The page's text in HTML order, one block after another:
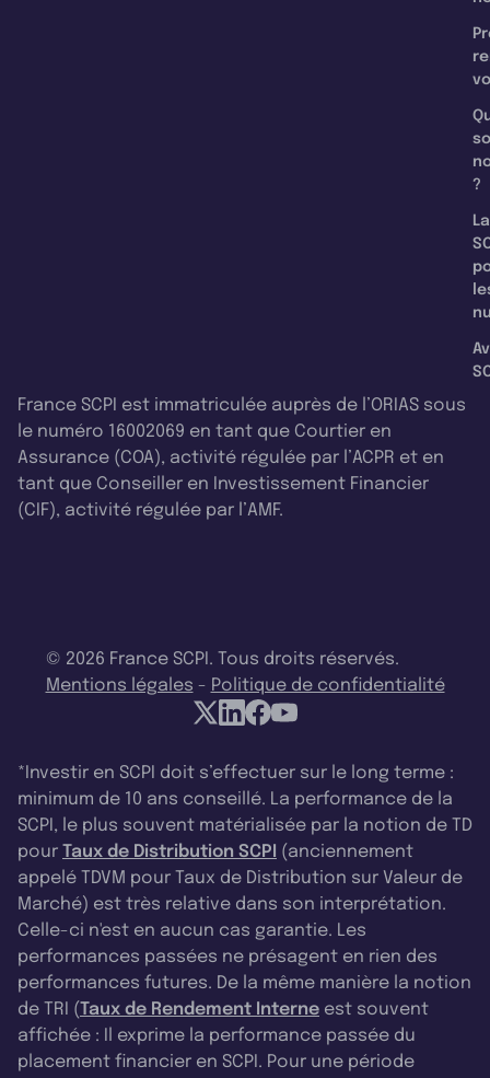
?
La
France SCPI est immatriculée auprès de l’ORIAS sous
le numéro 16002069 en tant que Courtier en
Assurance (COA), activité régulée par l’ACPR et en
tant que Conseiller en Investissement Financier
(CIF), activité régulée par l’AMF.
© 2026 France SCPI. Tous droits réservés.
Mentions légales - Politique de confidentialité
*Investir en SCPI doit s’effectuer sur le long terme :
minimum de 10 ans conseillé. La performance de la
SCPI, le plus souvent matérialisée par la notion de TD
pour Taux de Distribution SCPI (anciennement
appelé TDVM pour Taux de Distribution sur Valeur de
Marché) est très relative dans son interprétation.
Celle-ci n'est en aucun cas garantie. Les
performances passées ne présagent en rien des
performances futures. De la même manière la notion
de TRI ( Taux de Rendement Interne est souvent
affichée : Il exprime la performance passée du
placement financier en SCPI. Pour une période